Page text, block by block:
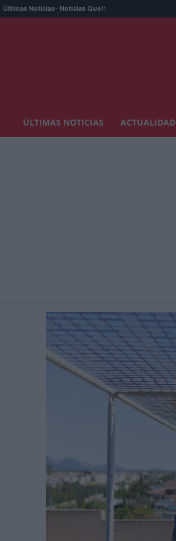
Últimas Noticias- Noticias Que!:
ÚLTIMAS NOTICIAS ACTUALIDAD